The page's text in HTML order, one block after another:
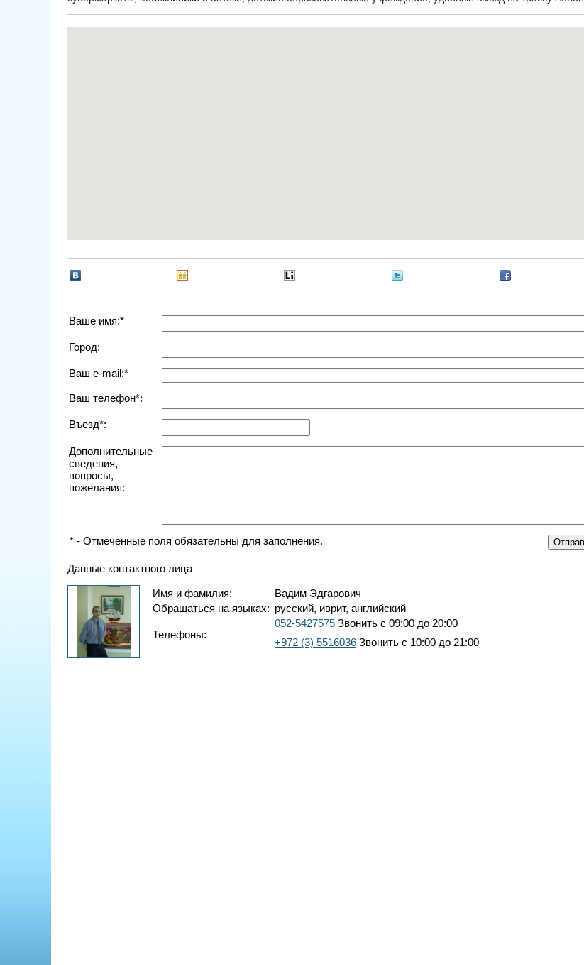
Ваше имя:*
Город:
Ваш e-mail:*
Ваш телефон*:
Въезд*:
Дополнительные
сведения,
вопросы,
пожелания:
* - Отмеченные поля обязательны для заполнения.
Данные контактного лица
Имя и фамилия:
Вадим Эдгарович
Обращаться на языках: русский, иврит, английский
Телефоны:
052-5427575 Звонить с 09:00 до 20:00
+972 (3) 5516036 Звонить с 10:00 до 21:00